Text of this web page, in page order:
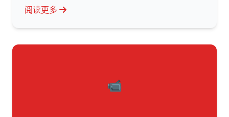
阅读更多
📹